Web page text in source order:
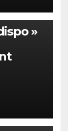
»